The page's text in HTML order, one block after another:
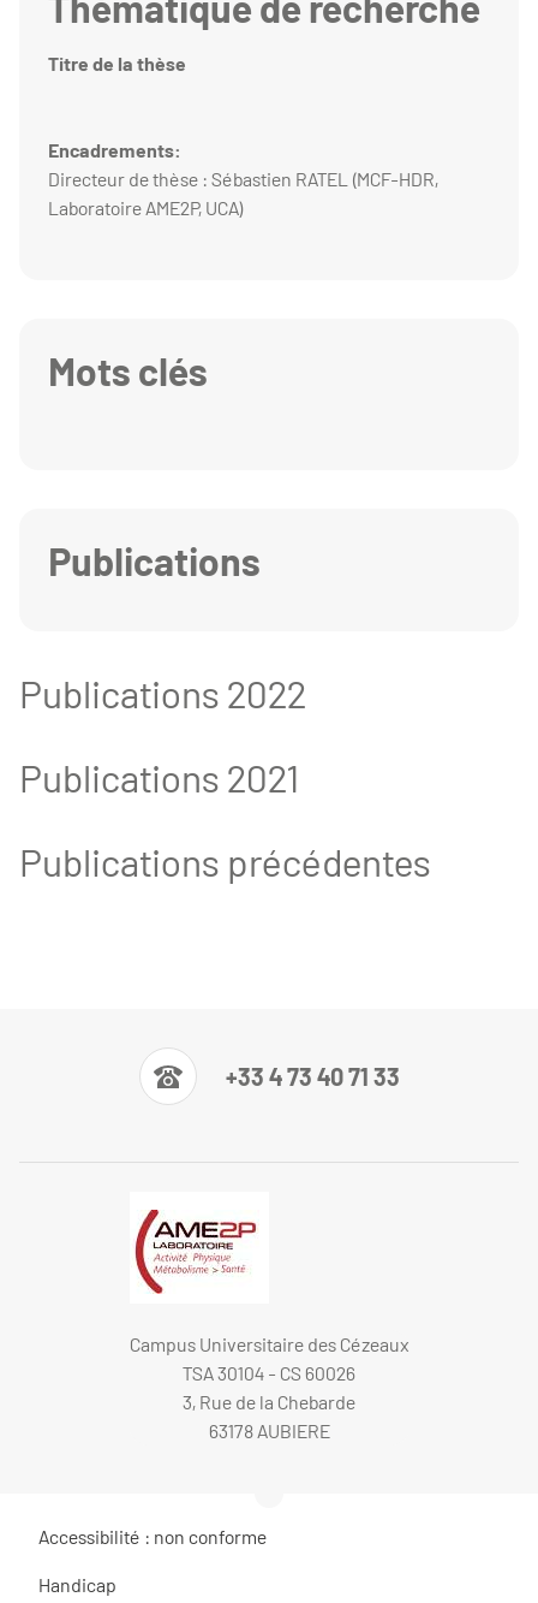
Titre de la thèse
Encadrements:
Directeur de thèse : Sébastien RATEL (MCF-HDR,
Laboratoire AME2P, UCA)
Mots clés
Publications
Publications 2022
Publications 2021
Publications précédentes
+33 4 73 40 71 33
Campus Universitaire des Cézeaux
TSA 30104 - CS 60026
3, Rue de la Chebarde
63178 AUBIERE
Accessibilité : non conforme
Handicap